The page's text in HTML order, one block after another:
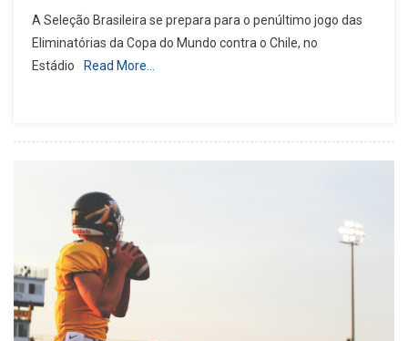
A Seleção Brasileira se prepara para o penúltimo jogo das
Eliminatórias da Copa do Mundo contra o Chile, no
Estádio
Read More…